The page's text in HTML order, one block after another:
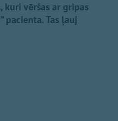
kuri vēršas ar gripas
pacienta. Tas ļauj